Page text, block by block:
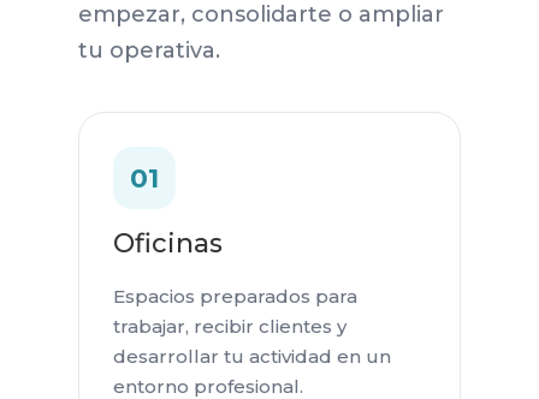
empezar, consolidarte o ampliar
tu operativa.
01
Oficinas
Espacios preparados para
trabajar, recibir clientes y
desarrollar tu actividad en un
entorno profesional.